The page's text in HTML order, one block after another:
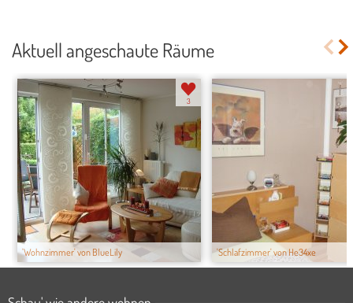
Aktuell angeschaute Räume
'Wohnzimmer' von BlueLily
3
'Schlafzimmer' von He34xe